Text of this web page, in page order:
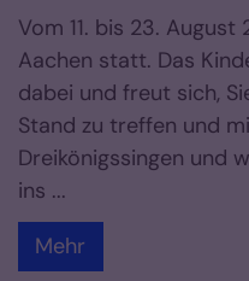
Vom 11. bis 23.
Aachen statt. Das
dabei und freut sich,
Stand zu treffen und
Dreikönigssingen und
ins ...
Mehr